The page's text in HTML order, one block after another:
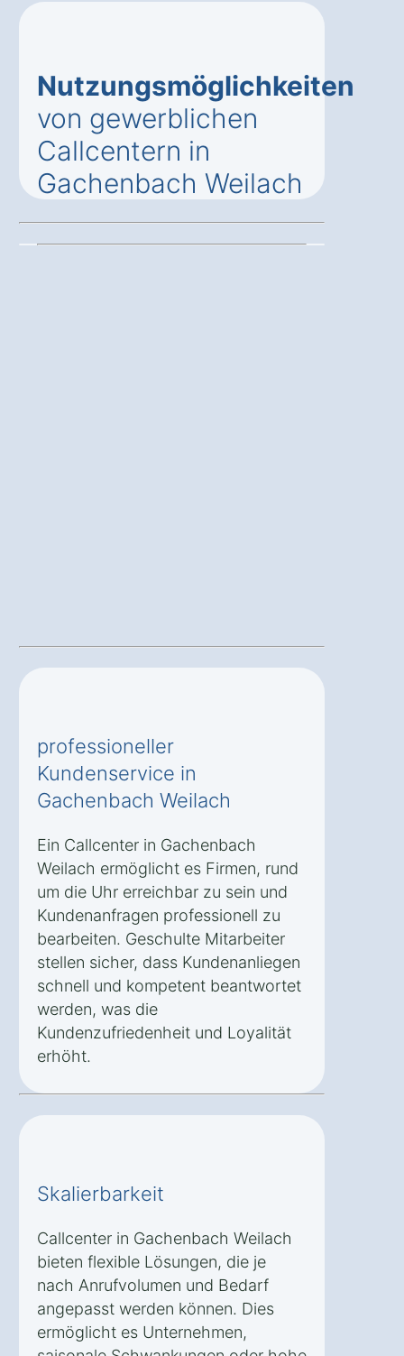
Nutzungsmöglichkeiten
von gewerblichen
Callcentern in
Gachenbach Weilach
professioneller
Kundenservice in
Gachenbach Weilach
Ein Callcenter in Gachenbach
Weilach ermöglicht es Firmen, rund
um die Uhr erreichbar zu sein und
Kundenanfragen professionell zu
bearbeiten. Geschulte Mitarbeiter
stellen sicher, dass Kundenanliegen
schnell und kompetent beantwortet
werden, was die
Kundenzufriedenheit und Loyalität
erhöht.
Skalierbarkeit
Callcenter in Gachenbach Weilach
bieten flexible Lösungen, die je
nach Anrufvolumen und Bedarf
angepasst werden können. Dies
ermöglicht es Unternehmen,